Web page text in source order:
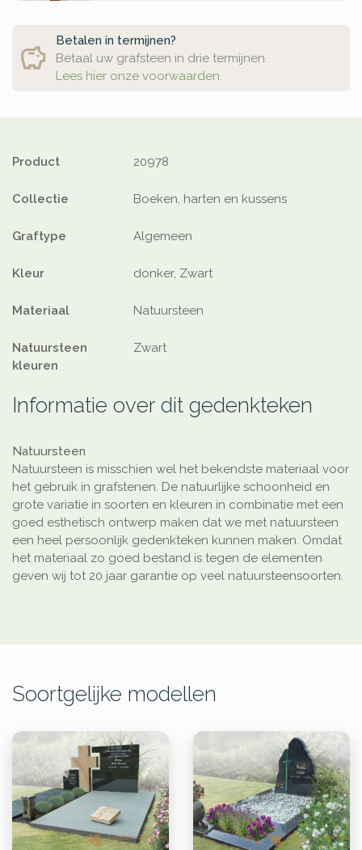
Betalen in termijnen?
Betaal uw grafsteen in drie termijnen.
Lees hier onze voorwaarden.
Product 20978
Collectie Boeken, harten en kussens
Graftype Algemeen
Kleur donker, Zwart
Materiaal Natuursteen
Natuursteen
kleuren
Zwart
Informatie over dit gedenkteken
Natuursteen
Natuursteen is misschien wel het bekendste materiaal voor
het gebruik in grafstenen. De natuurlijke schoonheid en
grote variatie in soorten en kleuren in combinatie met een
goed esthetisch ontwerp maken dat we met natuursteen
een heel persoonlijk gedenkteken kunnen maken. Omdat
het materiaal zo goed bestand is tegen de elementen
geven wij tot 20 jaar garantie op veel natuursteensoorten.
Soortgelijke modellen